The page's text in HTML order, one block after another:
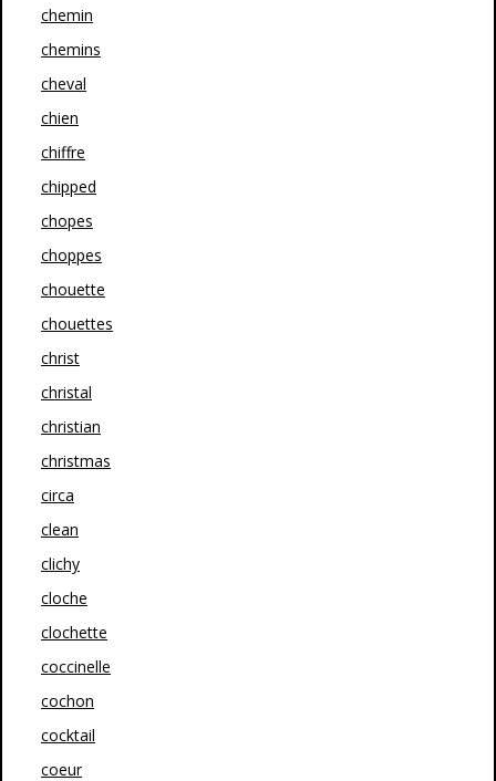
chemin
chemins
cheval
chien
chiffre
chipped
chopes
choppes
chouette
chouettes
christ
christal
christian
christmas
circa
clean
clichy
cloche
clochette
coccinelle
cochon
cocktail
coeur